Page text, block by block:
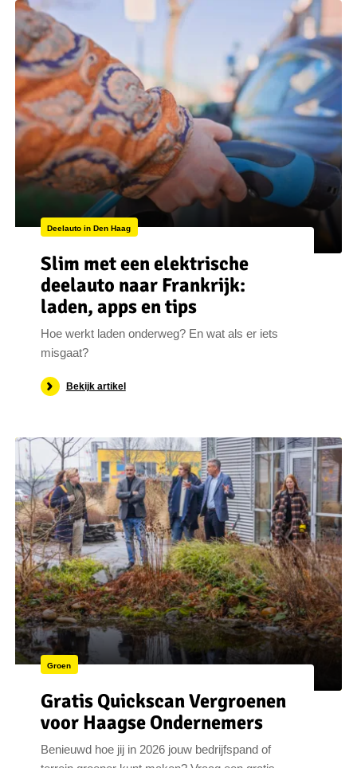
Deelauto in Den Haag
Slim met een elektrische
deelauto naar Frankrijk:
laden, apps en tips
Hoe werkt laden onderweg? En wat als er iets
misgaat?
Bekijk artikel
Groen
Gratis Quickscan Vergroenen
voor Haagse Ondernemers
Benieuwd hoe jij in 2026 jouw bedrijfspand of